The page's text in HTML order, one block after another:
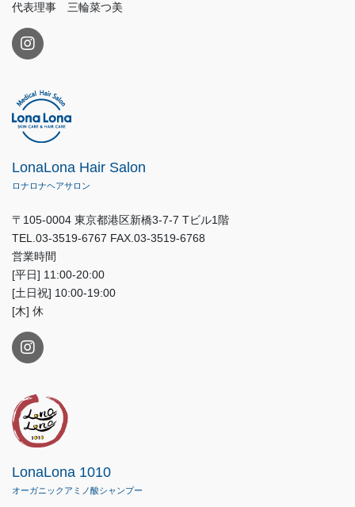
代表理事 三輪菜つ美
LonaLona Hair Salon
ロナロナヘアサロン
〒105-0004 東京都港区新橋3-7-7 Tビル1階
TEL.03-3519-6767 FAX.03-3519-6768
営業時間
[平日] 11:00-20:00
[土日祝] 10:00-19:00
[木] 休
LonaLona 1010
オーガニックアミノ酸シャンプー